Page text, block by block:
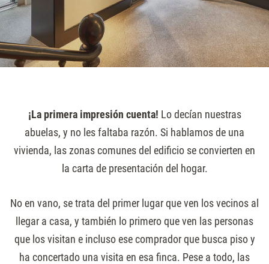
¡La primera impresión cuenta! Lo decían nuestras
abuelas, y no les faltaba razón. Si hablamos de una
vivienda, las zonas comunes del edificio se convierten en
la carta de presentación del hogar.
No en vano, se trata del primer lugar que ven los vecinos al
llegar a casa, y también lo primero que ven las personas
que los visitan e incluso ese comprador que busca piso y
ha concertado una visita en esa finca. Pese a todo, las